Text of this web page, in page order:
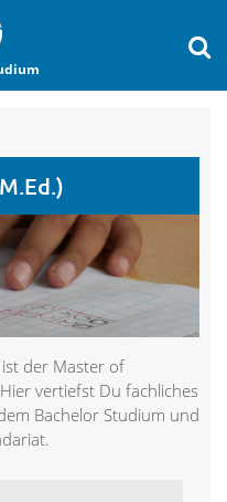
der Master of
vertiefst Du fachliches
Bachelor Studium und